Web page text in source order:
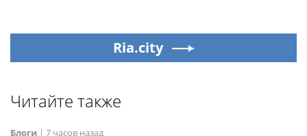
Ria.city
Читайте также
Блоги | 7 часов назад